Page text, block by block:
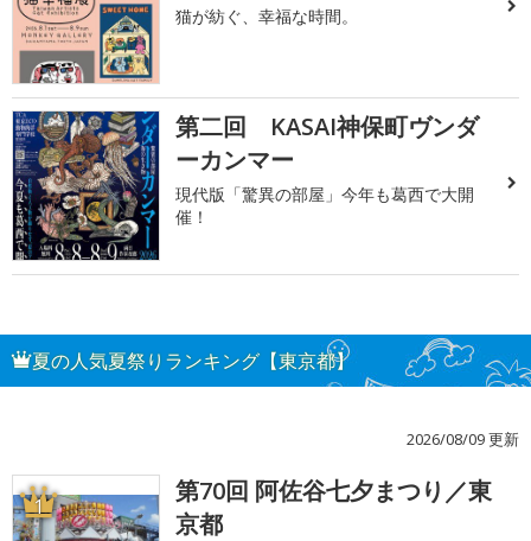
猫が紡ぐ、幸福な時間。
第二回 KASAI神保町ヴンダ
ーカンマー
現代版「驚異の部屋」今年も葛西で大開
催！
夏の人気夏祭りランキング【東京都】
2026/08/09 更新
1
第70回 阿佐谷七夕まつり／東
京都